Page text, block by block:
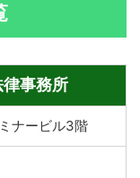
事務所
ナービル3階